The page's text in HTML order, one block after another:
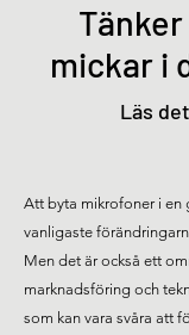
mickar i
Läs
Att byta mikrofoner i en
vanligaste
Men det är också ett
marknadsföring och
som kan vara svåra att